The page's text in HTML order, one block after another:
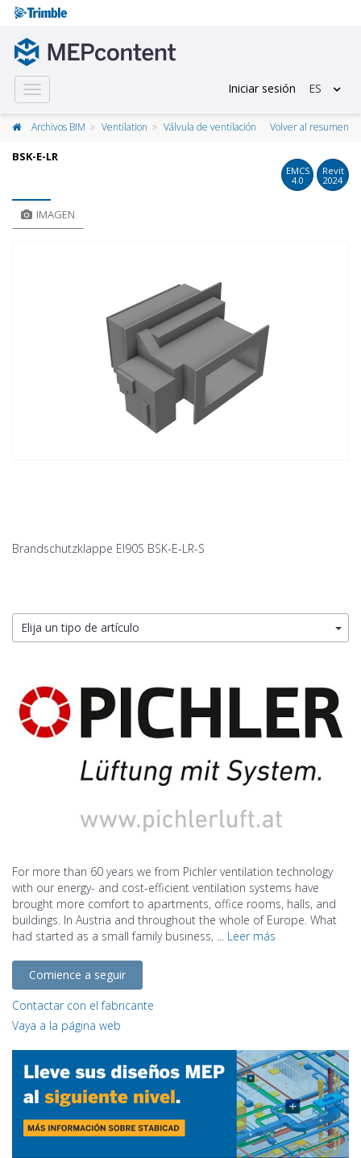
Toggle
navigation
Iniciar sesión ES
Archivos BIM Ventilation Válvula de ventilación Volver al resumen
BSK-E-LR
EMCS
4.0
Revit
2024
IMAGEN
Brandschutzklappe EI90S BSK-E-LR-S
Elija un tipo de artículo
For more than 60 years we from Pichler ventilation technology
with our energy- and cost-efficient ventilation systems have
brought more comfort to apartments, office rooms, halls, and
buildings. In Austria and throughout the whole of Europe. What
had started as a small family business, ... Leer más
Comience a seguir
Contactar con el fabricante
Vaya a la página web